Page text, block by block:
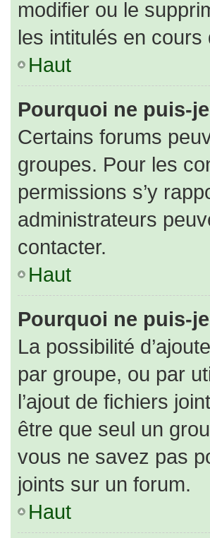
modifier ou le
les intitulés en cours
Haut
Pourquoi ne puis-
Certains forums
groupes. Pour les
permissions s’y
administrateurs
contacter.
Haut
Pourquoi ne puis-
La possibilité
par groupe, ou par
l’ajout de fichiers
être que seul un
vous ne savez pas
joints sur un forum.
Haut